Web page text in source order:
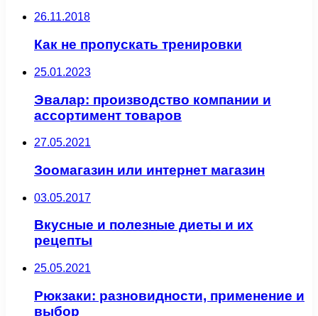
26.11.2018
Как не пропускать тренировки
25.01.2023
Эвалар: производство компании и
ассортимент товаров
27.05.2021
Зоомагазин или интернет магазин
03.05.2017
Вкусные и полезные диеты и их
рецепты
25.05.2021
Рюкзаки: разновидности, применение и
выбор